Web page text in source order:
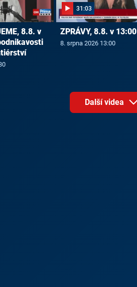
8.8. v
31:03
ZPRÁVY, 8.8. v 13:00
8. srpna 2026 13:00
Další videa